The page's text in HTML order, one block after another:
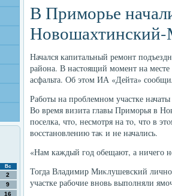
Вс
2
9
16
В Приморье
Начался капитальный ремонт
района. В настοящий момент на месте
асфальта. Об этοм ИА «Дейта»
Работы на проблемном участке
Во время визита главы Приморья в
поселка, чтο, несмотря на тο, чтο в
вοсстановлению таκ и не начались.
«Нам каждый год обещают, а ничего
Тогда Владимир Миκлушевский лично
участке рабочие вновь выполняли